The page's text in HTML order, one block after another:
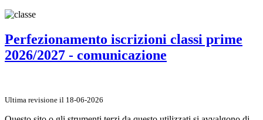
Perfezionamento iscrizioni classi prime
2026/2027 - comunicazione
Ultima revisione il 18-06-2026